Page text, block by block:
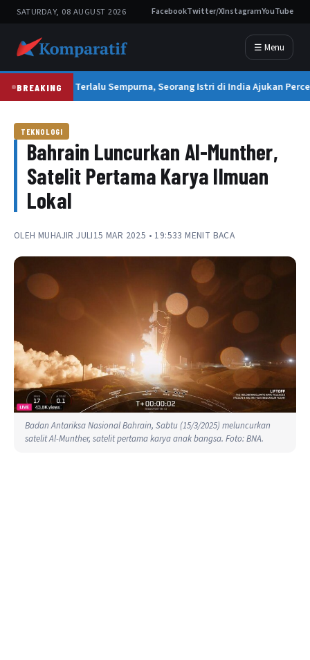
SATURDAY, 08 AUGUST 2026 FacebookTwitter/XInstagramYouTube
☰ Menu
BREAKINGSuami Terlalu Sempurna, Seorang Istri di India Ajukan
TEKNOLOGI
Bahrain Luncurkan Al-Munther,
Satelit Pertama Karya Ilmuan
Lokal
OLEH MUHAJIR JULI15 MAR 2025 • 19:533 MENIT BACA
Badan Antariksa Nasional Bahrain, Sabtu (15/3/2025) meluncurkan
satelit Al-Munther, satelit pertama karya anak bangsa. Foto: BNA.